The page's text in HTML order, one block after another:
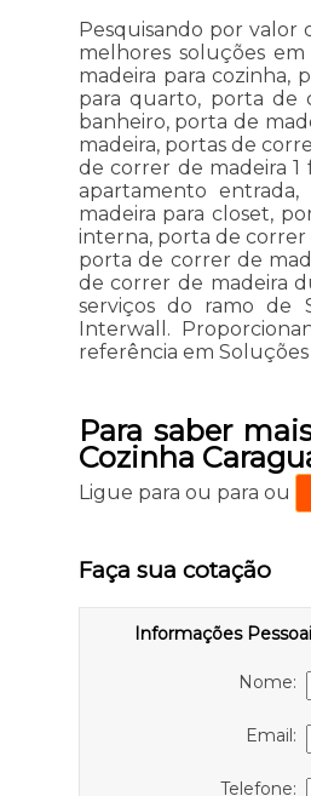
Pesquisando por valor
melhores soluções
madeira para cozinha,
para quarto, porta de
banheiro, porta de
madeira, portas de
de correr de madeira 1
apartamento
madeira para closet,
interna, porta de correr
porta de correr de
de correr de madeira
serviços do ramo de
Interwall.
referência em
Para saber
Cozinha
Ligue para ou para ou
Faça sua cotação
Informações
Nome:
Email:
Telefone: